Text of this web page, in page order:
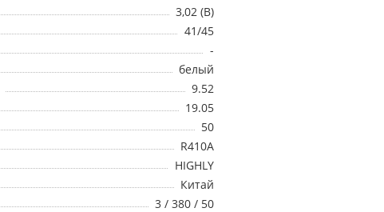
3,02 (B)
41/45
-
белый
9.52
19.05
50
R410A
HIGHLY
Китай
3 / 380 / 50